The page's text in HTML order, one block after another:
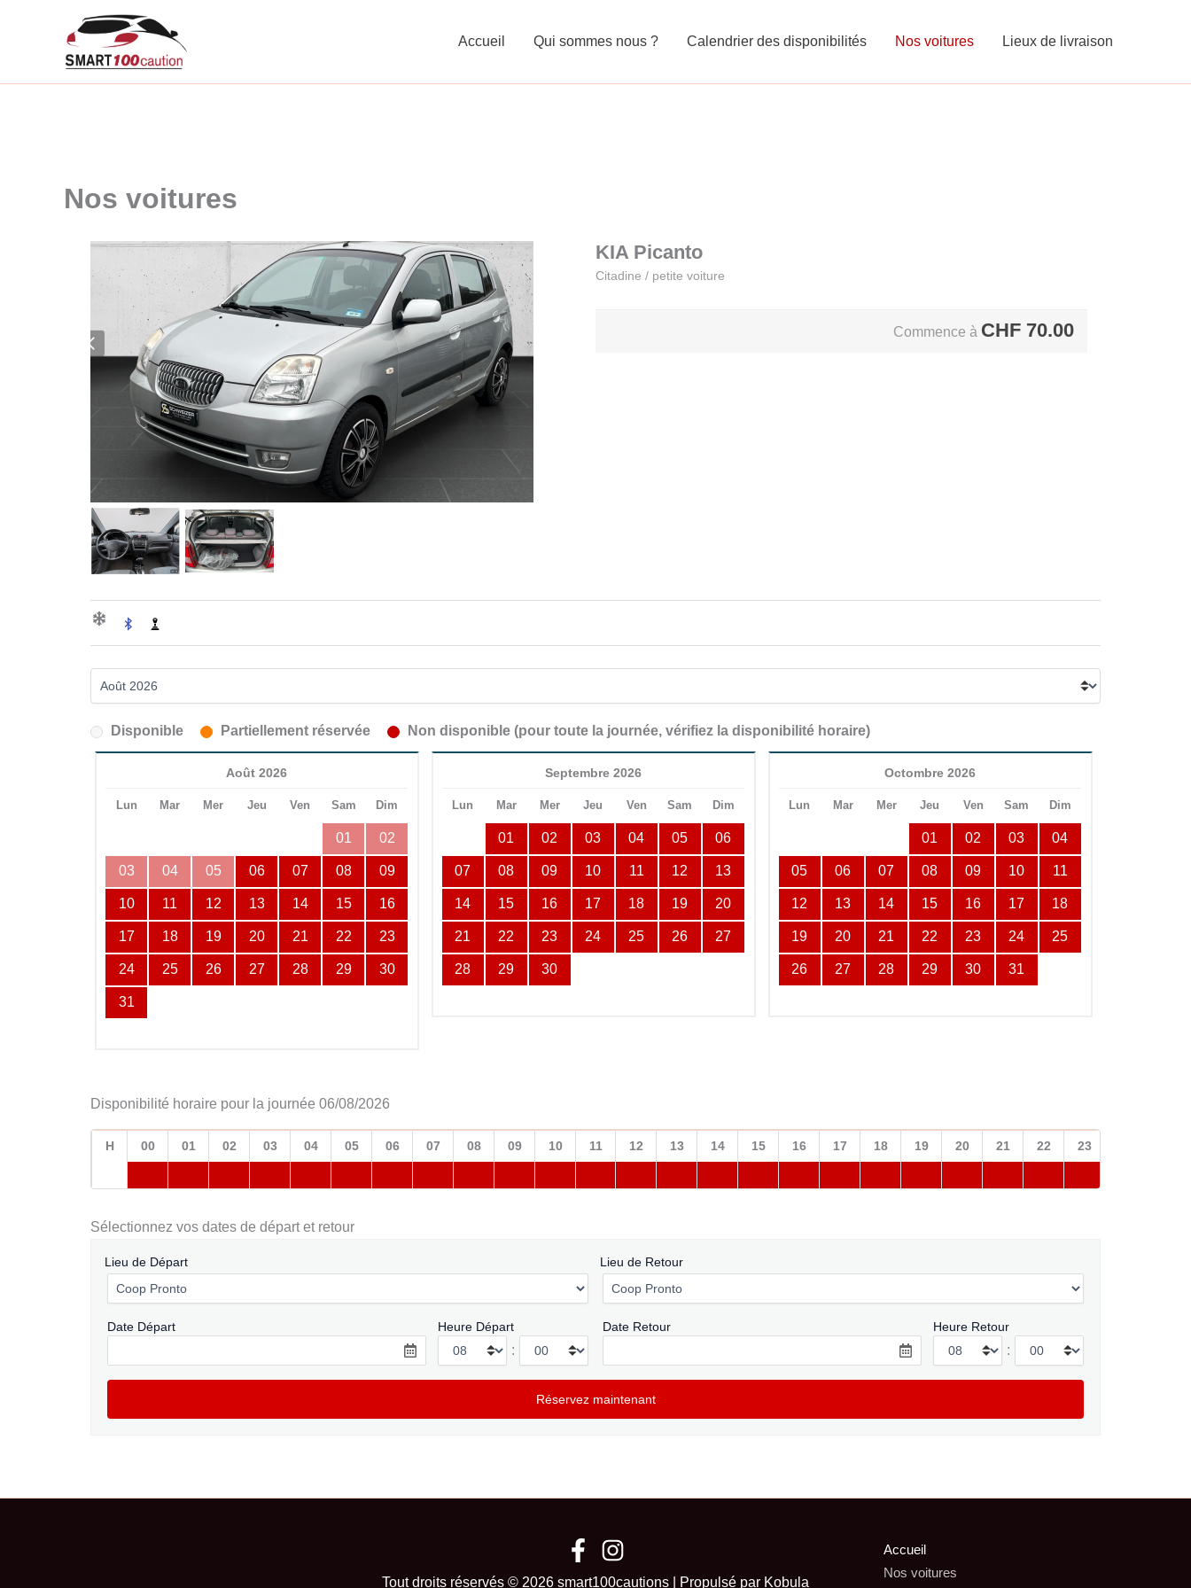
Accueil Qui sommes nous ? Calendrier des disponibilités Nos voitures Lieux de livraison
Nos voitures
KIA Picanto
Citadine / petite voiture
Commence à CHF 70.00
Disponible Partiellement réservée Non disponible (pour toute la journée, vérifiez la disponibilité horaire)
Août 2026
Lun Mar Mer Jeu Ven Sam Dim
01 02
03 04 05 06 07 08 09
10 11 12 13 14 15 16
17 18 19 20 21 22 23
24 25 26 27 28 29 30
31
Septembre 2026
Lun Mar Mer Jeu Ven Sam Dim
01 02 03 04 05 06
07 08 09 10 11 12 13
14 15 16 17 18 19 20
21 22 23 24 25 26 27
28 29 30
Octombre 2026
Lun Mar Mer Jeu Ven Sam Dim
01 02 03 04
05 06 07 08 09 10 11
12 13 14 15 16 17 18
19 20 21 22 23 24 25
26 27 28 29 30 31
Disponibilité horaire pour la journée 06/08/2026
H 00 01 02 03 04 05 06 07 08 09 10 11 12 13 14 15 16 17 18 19 20 21 22 23
Sélectionnez vos dates de départ et retour
Lieu de Départ Lieu de Retour
Date Départ Heure Départ
:
Date Retour Heure Retour
:
Tout droits réservés © 2026 smart100cautions | Propulsé par Kobula
Accueil
Nos voitures